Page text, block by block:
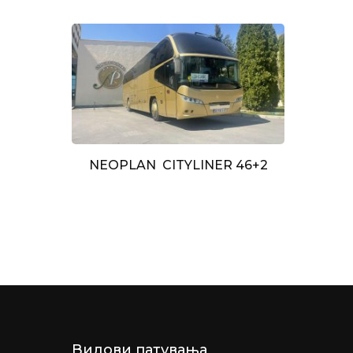
NEOPLAN CITYLINER 46+2